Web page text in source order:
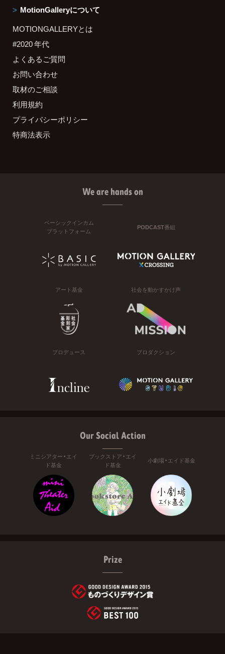
MotionGalleryについて
MOTIONGALLERYとは
#2020 年代
よくあるご質問
お問い合わせ
取材のご相談
利用規約
プライバシーポリシー
特商法表示
We are hands on
ベーシックインカム
プラットフォーム
PODCAST番組
アート基金 社会を動かすかけ声
プロデュース プロダクション
Our Social Action
ミニシアター・エイ
ド基金
ブックストア・エイ
ド基金
小劇場・エイド基金
Prize